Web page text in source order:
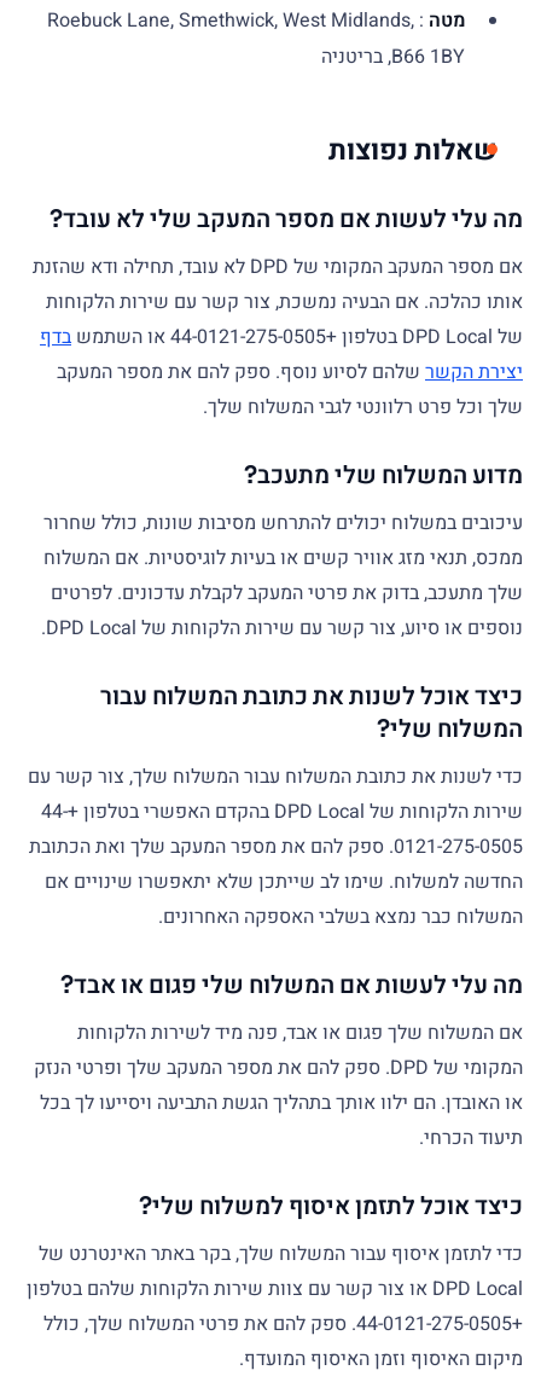
מטה : Roebuck Lane, Smethwick, West Midlands,
B66 1BY, בריטניה
שאלות נפוצות
מה עלי לעשות אם מספר המעקב שלי לא עובד?
אם מספר המעקב המקומי של DPD לא עובד, תחילה ודא שהזנת
אותו כהלכה. אם הבעיה נמשכת, צור קשר עם שירות הלקוחות
של DPD Local בטלפון +44-0121-275-0505 או השתמש
בדף
יצירת הקשר שלהם לסיוע נוסף. ספק להם את מספר המעקב
שלך וכל פרט רלוונטי לגבי המשלוח שלך.
מדוע המשלוח שלי מתעכב?
עיכובים במשלוח יכולים להתרחש מסיבות שונות, כולל שחרור
ממכס, תנאי מזג אוויר קשים או בעיות לוגיסטיות. אם המשלוח
שלך מתעכב, בדוק את פרטי המעקב לקבלת עדכונים. לפרטים
נוספים או סיוע, צור קשר עם שירות הלקוחות של DPD Local.
כיצד אוכל לשנות את כתובת המשלוח עבור
המשלוח שלי?
כדי לשנות את כתובת המשלוח עבור המשלוח שלך, צור קשר עם
שירות הלקוחות של DPD Local בהקדם האפשרי בטלפון +44-
0121-275-0505. ספק להם את מספר המעקב שלך ואת הכתובת
החדשה למשלוח. שימו לב שייתכן שלא יתאפשרו שינויים אם
המשלוח כבר נמצא בשלבי האספקה האחרונים.
מה עלי לעשות אם המשלוח שלי פגום או אבד?
אם המשלוח שלך פגום או אבד, פנה מיד לשירות הלקוחות
המקומי של DPD. ספק להם את מספר המעקב שלך ופרטי הנזק
או האובדן. הם ילוו אותך בתהליך הגשת התביעה ויסייעו לך בכל
תיעוד הכרחי.
כיצד אוכל לתזמן איסוף למשלוח שלי?
כדי לתזמן איסוף עבור המשלוח שלך, בקר באתר האינטרנט של
DPD Local או צור קשר עם צוות שירות הלקוחות שלהם בטלפון
+44-0121-275-0505. ספק להם את פרטי המשלוח שלך, כולל
מיקום האיסוף וזמן האיסוף המועדף.